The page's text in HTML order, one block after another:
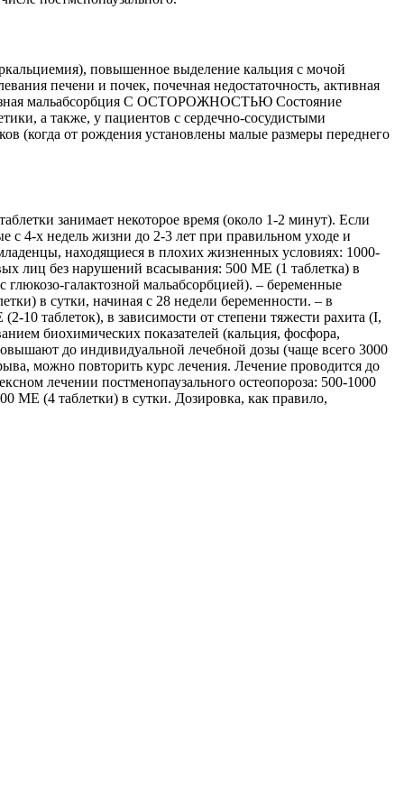
повышенное выделение кальция с мочой
печени и почек, почечная недостаточность, активная
мальабсорбция С ОСТОРОЖНОСТЬЮ Cостояние
а также, у пациентов с сердечно-сосудистыми
(когда от рождения установлены малые размеры переднего
занимает некоторое время (около 1-2 минут). Если
с 4-х недель жизни до 2-3 лет при правильном уходе и
находящиеся в плохих жизненных условиях: 1000-
лиц без нарушений всасывания: 500 МЕ (1 таблетка) в
галактозной мальабсорбцией). – беременные
в сутки, начиная с 28 недели беременности. – в
10 таблеток), в зависимости от степени тяжести рахита (I,
биохимических показателей (кальция, фосфора,
до индивидуальной лечебной дозы (чаще всего 3000
можно повторить курс лечения. Лечение проводится до
лечении постменопаузального остеопороза: 500-1000
МЕ (4 таблетки) в сутки. Дозировка, как правило,